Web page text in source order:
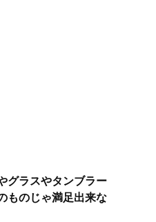
グラスやタンブラー
ものじゃ満足出来な